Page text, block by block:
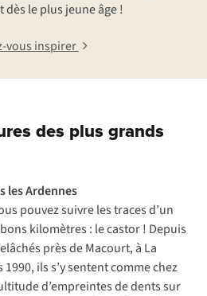
dès le plus jeune âge !
vous inspirer
des plus grands
les Ardennes
pouvez suivre les traces d’un
kilomètres : le castor ! Depuis
près de Macourt, à La
ils s’y sentent comme chez
d’empreintes de dents sur